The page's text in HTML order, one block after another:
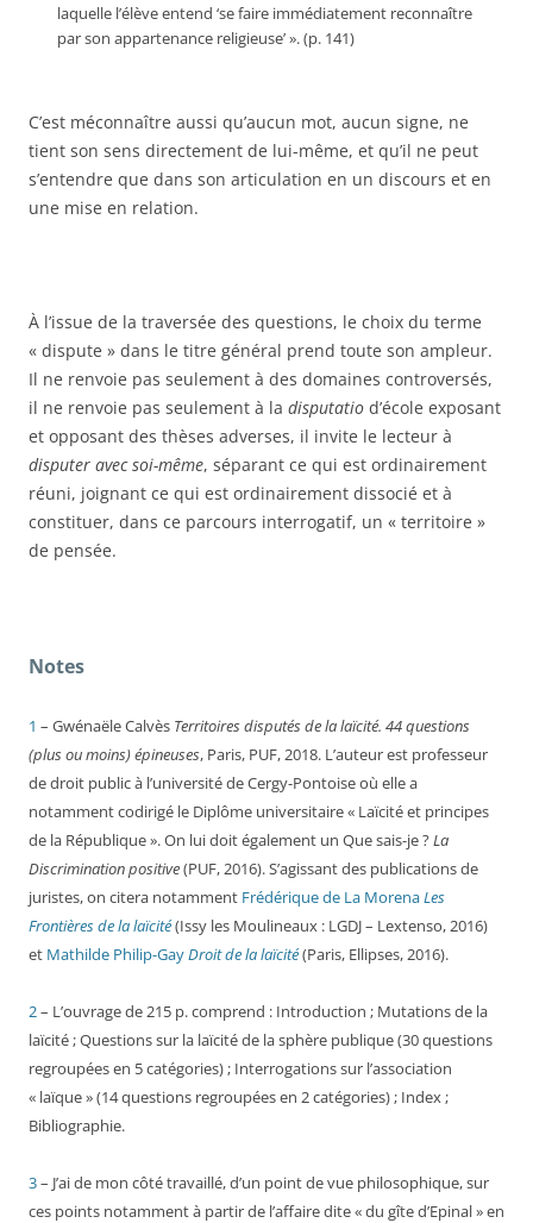
laquelle l’élève entend ‘se faire immédiatement reconnaître
par son appartenance religieuse’ ». (p. 141)
C’est méconnaître aussi qu’aucun mot, aucun signe, ne
tient son sens directement de lui-même, et qu’il ne peut
s’entendre que dans son articulation en un discours et en
une mise en relation.
À l’issue de la traversée des questions, le choix du terme
« dispute » dans le titre général prend toute son ampleur.
Il ne renvoie pas seulement à des domaines controversés,
il ne renvoie pas seulement à la disputatio d’école exposant
et opposant des thèses adverses, il invite le lecteur à
disputer avec soi-même, séparant ce qui est ordinairement
réuni, joignant ce qui est ordinairement dissocié et à
constituer, dans ce parcours interrogatif, un « territoire »
de pensée.
Notes
1 – Gwénaële Calvès Territoires disputés de la laïcité. 44 questions
(plus ou moins)épineuses, Paris, PUF, 2018. L’auteur est professeur
de droit public à l’université de Cergy-Pontoise où elle a
notamment codirigé le Diplôme universitaire « Laïcité et principes
de la République ». On lui doit également un Que sais-je ?La
Discrimination positive(PUF, 2016). S’agissant des publications de
juristes, on citera notamment Frédérique de La MorenaLes
Frontières de la laïcité(Issy les Moulineaux : LGDJ – Lextenso, 2016)
et Mathilde Philip-GayDroit de la laïcité(Paris, Ellipses, 2016).
2– L’ouvrage de 215 p. comprend : Introduction ; Mutations de la
laïcité ; Questions sur la laïcité de la sphère publique (30 questions
regroupées en 5 catégories) ; Interrogations sur l’association
« laïque » (14 questions regroupées en 2 catégories) ; Index ;
Bibliographie.
3– J’ai de mon côté travaillé, d’un point de vue philosophique, sur
ces points notamment à partir de l’affaire dite « du gîte d’Epinal » en